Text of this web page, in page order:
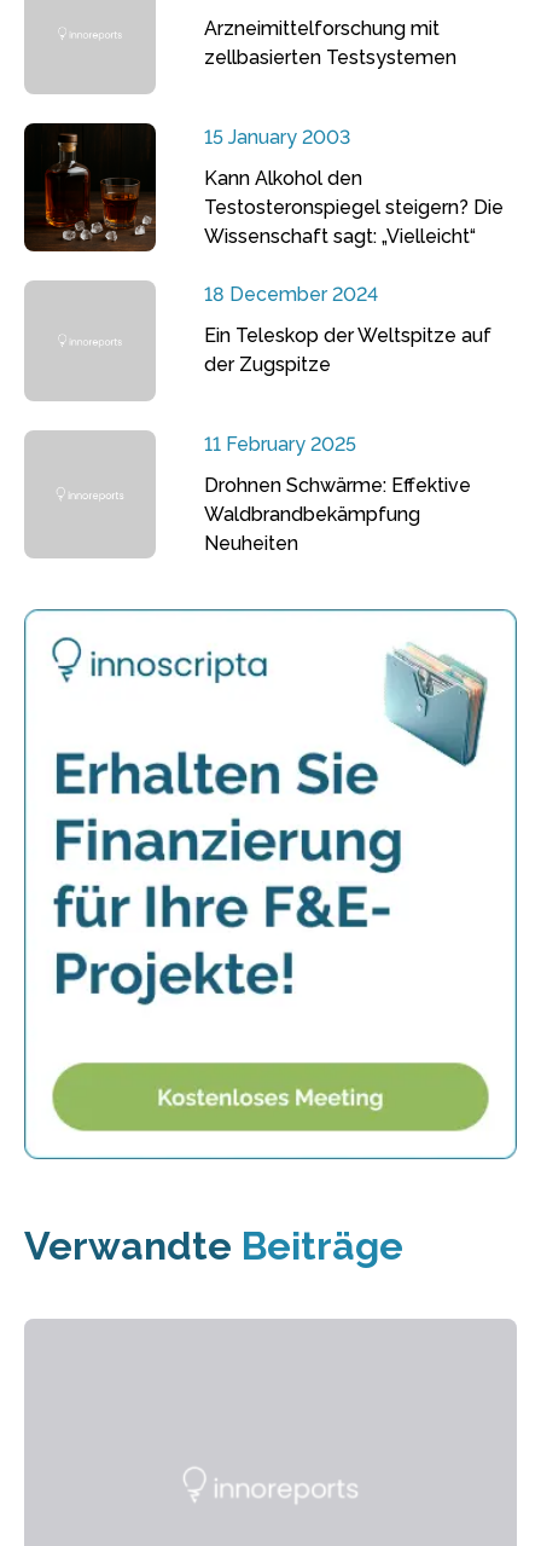
Arzneimittelforschung mit
zellbasierten Testsystemen
15 January 2003
Kann Alkohol den
Testosteronspiegel steigern? Die
Wissenschaft sagt: „Vielleicht“
18 December 2024
Ein Teleskop der Weltspitze auf
der Zugspitze
11 February 2025
Drohnen Schwärme: Effektive
Waldbrandbekämpfung
Neuheiten
Verwandte Beiträge